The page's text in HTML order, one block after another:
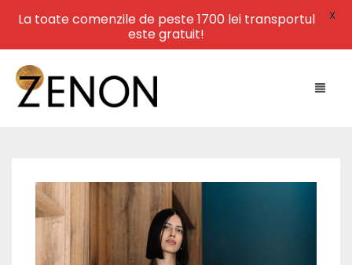
HOME
NEW ARRIVALS
LEATHER
La toate comenzile de peste 1700 lei transportul
este gratuit!
X